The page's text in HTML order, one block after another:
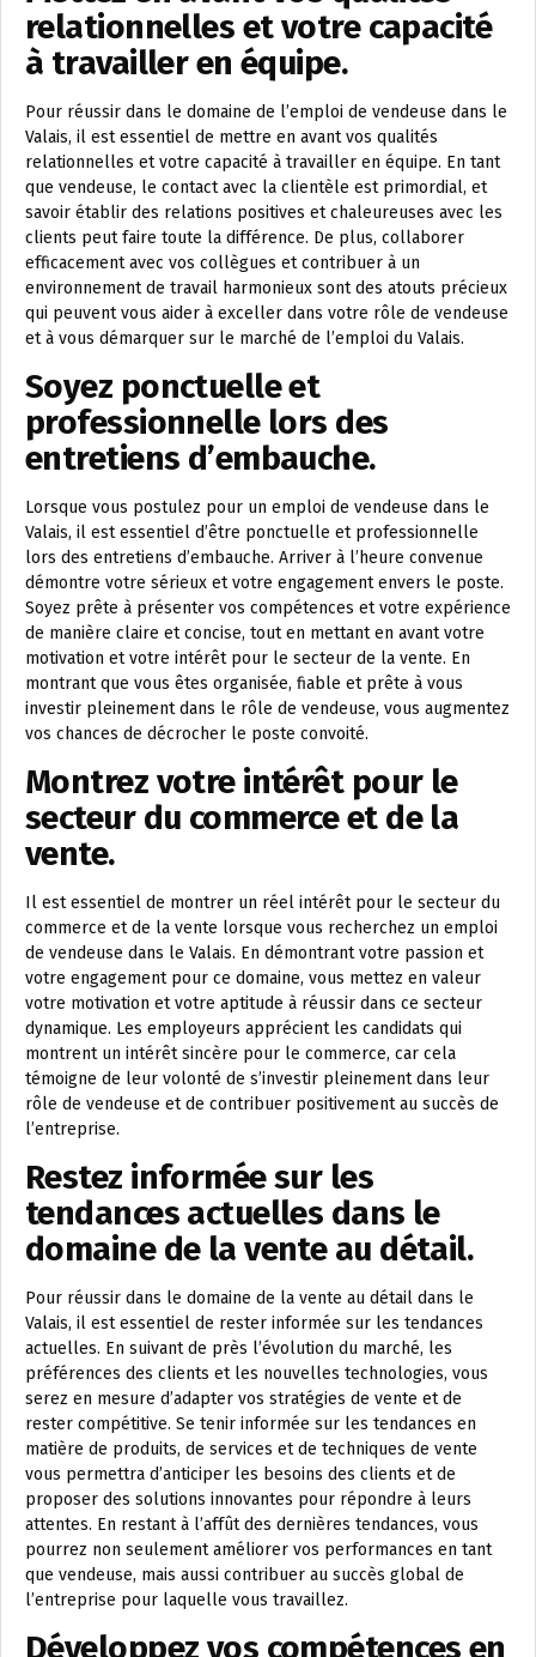
relationnelles et votre capacité
à travailler en équipe.
Pour réussir dans le domaine de l’emploi de vendeuse dans le
Valais, il est essentiel de mettre en avant vos qualités
relationnelles et votre capacité à travailler en équipe. En tant
que vendeuse, le contact avec la clientèle est primordial, et
savoir établir des relations positives et chaleureuses avec les
clients peut faire toute la différence. De plus, collaborer
efficacement avec vos collègues et contribuer à un
environnement de travail harmonieux sont des atouts précieux
qui peuvent vous aider à exceller dans votre rôle de vendeuse
et à vous démarquer sur le marché de l’emploi du Valais.
Soyez ponctuelle et
professionnelle lors des
entretiens d’embauche.
Lorsque vous postulez pour un emploi de vendeuse dans le
Valais, il est essentiel d’être ponctuelle et professionnelle
lors des entretiens d’embauche. Arriver à l’heure convenue
démontre votre sérieux et votre engagement envers le poste.
Soyez prête à présenter vos compétences et votre expérience
de manière claire et concise, tout en mettant en avant votre
motivation et votre intérêt pour le secteur de la vente. En
montrant que vous êtes organisée, fiable et prête à vous
investir pleinement dans le rôle de vendeuse, vous augmentez
vos chances de décrocher le poste convoité.
Montrez votre intérêt pour le
secteur du commerce et de la
vente.
Il est essentiel de montrer un réel intérêt pour le secteur du
commerce et de la vente lorsque vous recherchez un emploi
de vendeuse dans le Valais. En démontrant votre passion et
votre engagement pour ce domaine, vous mettez en valeur
votre motivation et votre aptitude à réussir dans ce secteur
dynamique. Les employeurs apprécient les candidats qui
montrent un intérêt sincère pour le commerce, car cela
témoigne de leur volonté de s’investir pleinement dans leur
rôle de vendeuse et de contribuer positivement au succès de
l’entreprise.
Restez informée sur les
tendances actuelles dans le
domaine de la vente au détail.
Pour réussir dans le domaine de la vente au détail dans le
Valais, il est essentiel de rester informée sur les tendances
actuelles. En suivant de près l’évolution du marché, les
préférences des clients et les nouvelles technologies, vous
serez en mesure d’adapter vos stratégies de vente et de
rester compétitive. Se tenir informée sur les tendances en
matière de produits, de services et de techniques de vente
vous permettra d’anticiper les besoins des clients et de
proposer des solutions innovantes pour répondre à leurs
attentes. En restant à l’affût des dernières tendances, vous
pourrez non seulement améliorer vos performances en tant
que vendeuse, mais aussi contribuer au succès global de
l’entreprise pour laquelle vous travaillez.
Développez vos compétences en